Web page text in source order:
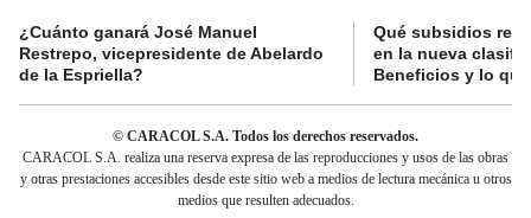
¿Cuánto ganará José Manuel
Restrepo, vicepresidente de Abelardo
de la Espriella?
Qué subsidios
en la nueva
Beneficios y lo
© CARACOL S.A. Todos los derechos reservados.
CARACOL S.A. realiza una reserva expresa de las reproducciones y usos de las obras
y otras prestaciones accesibles desde este sitio web a medios de lectura mecánica u otros
medios que resulten adecuados.